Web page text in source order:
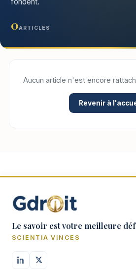
0ARTICLES
Aucun article n'est encore
Revenir à
Le savoir est votre meilleure
SCIENTIA VINCES